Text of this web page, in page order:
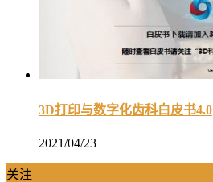
3D打印与数字化齿科白皮书4.0
2021/04/23
关注